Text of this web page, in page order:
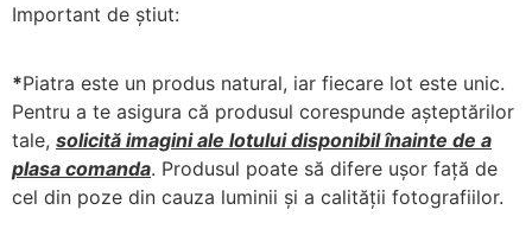
Important de știut:
*Piatra este un produs natural, iar fiecare lot este unic.
Pentru a te asigura că produsul corespunde așteptărilor
tale, solicită imagini ale lotului disponibil înainte de a
plasa comanda. Produsul poate să difere ușor față de
cel din poze din cauza luminii și a calității fotografiilor.